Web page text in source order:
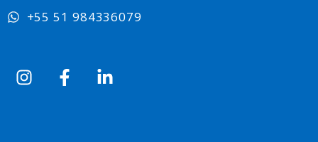
+55 51 984336079